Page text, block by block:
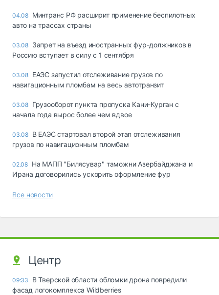
04.08 Минтранс РФ расширит применение беспилотных
авто на трассах страны
03.08 Запрет на въезд иностранных фур-должников в
Россию вступает в силу с 1 сентября
03.08 ЕАЭС запустил отслеживание грузов по
навигационным пломбам на весь автотранзит
03.08 Грузооборот пункта пропуска Кани-Курган с
начала года вырос более чем вдвое
03.08 В ЕАЭС стартовал второй этап отслеживания
грузов по навигационным пломбам
02.08 На МАПП "Билясувар" таможни Азербайджана и
Ирана договорились ускорить оформление фур
Все новости
Центр
09:33
В Тверской области обломки дрона повредили
фасад логокомплекса Wildberries